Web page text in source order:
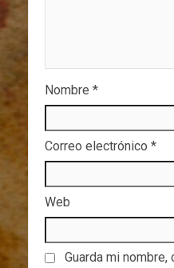
Nombre *
Correo electrónico *
Web
Guarda mi